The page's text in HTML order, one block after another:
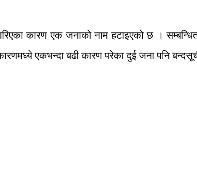
कारण एक जनाको नाम हटाइएको छ ।
एकभन्दा बढी कारण परेका दुई जना पनि